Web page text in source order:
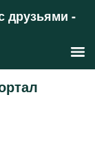
друзьями -